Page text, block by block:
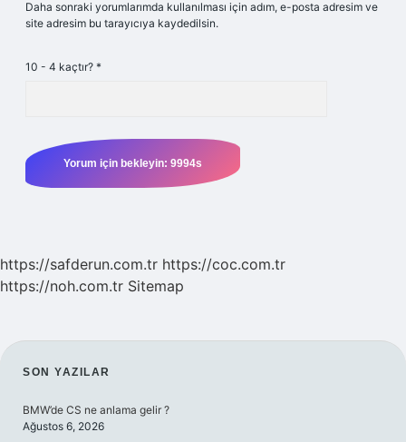
Daha sonraki yorumlarımda kullanılması için adım, e-posta adresim ve
site adresim bu tarayıcıya kaydedilsin.
10 - 4 kaçtır? *
https://safderun.com.tr https://coc.com.tr
https://noh.com.tr Sitemap
SIDEBAR
SON YAZILAR
BMW’de CS ne anlama gelir ?
Ağustos 6, 2026